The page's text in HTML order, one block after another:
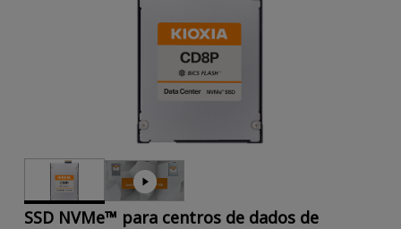
SSD NVMe™ para centros de dados de